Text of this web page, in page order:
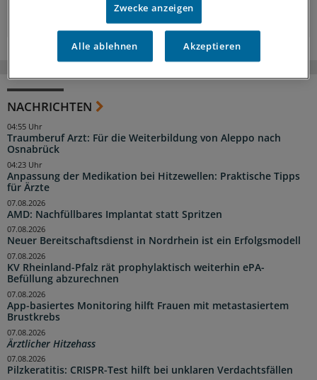
Kostenlos registrieren »
NACHRICHTEN
Traumberuf Arzt: Für die Weiterbildung von Aleppo nach
Osnabrück
04:55 Uhr
Anpassung der Medikation bei Hitzewellen: Praktische Tipps
für Ärzte
04:23 Uhr
AMD: Nachfüllbares Implantat statt Spritzen
07.08.2026
Neuer Bereitschaftsdienst in Nordrhein ist ein Erfolgsmodell
07.08.2026
KV Rheinland-Pfalz rät prophylaktisch weiterhin ePA-
Befüllung abzurechnen
07.08.2026
App-basiertes Monitoring hilft Frauen mit metastasiertem
Brustkrebs
07.08.2026
Ärztlicher Hitzehass
07.08.2026
Pilzkeratitis: CRISPR-Test hilft bei unklaren Verdachtsfällen
07.08.2026
Zwecke anzeigen
Alle ablehnen Akzeptieren